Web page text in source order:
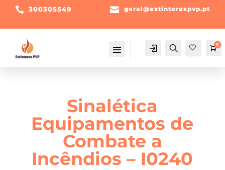
 300305549  geral@extintorespvp.pt
Conta
Pesquisa
Fav
0
Sinalética
Equipamentos de
Combate a
Incêndios – I0240